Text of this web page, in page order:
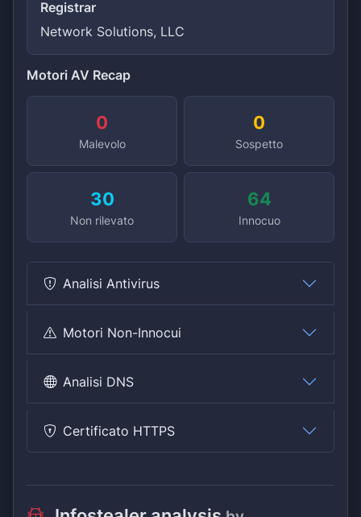
Registrar
Network Solutions, LLC
Motori AV Recap
0
Malevolo
0
Sospetto
30
Non rilevato
64
Innocuo
Analisi Antivirus
Motori Non-Innocui
Analisi DNS
Certificato HTTPS